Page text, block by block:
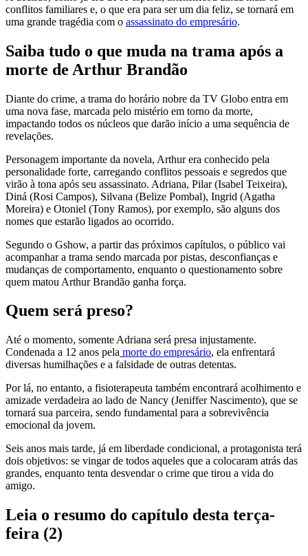
conflitos familiares e, o que era para ser um dia feliz, se tornará em
uma grande tragédia com o assassinato do empresário.
Saiba tudo o que muda na trama após a
morte de Arthur Brandão
Diante do crime, a trama do horário nobre da TV Globo entra em
uma nova fase, marcada pelo mistério em torno da morte,
impactando todos os núcleos que darão início a uma sequência de
revelações.
Personagem importante da novela, Arthur era conhecido pela
personalidade forte, carregando conflitos pessoais e segredos que
virão à tona após seu assassinato. Adriana, Pilar (Isabel Teixeira),
Diná (Rosi Campos), Silvana (Belize Pombal), Ingrid (Agatha
Moreira) e Otoniel (Tony Ramos), por exemplo, são alguns dos
nomes que estarão ligados ao ocorrido.
Segundo o Gshow, a partir das próximos capítulos, o público vai
acompanhar a trama sendo marcada por pistas, desconfianças e
mudanças de comportamento, enquanto o questionamento sobre
quem matou Arthur Brandão ganha força.
Quem será preso?
Até o momento, somente Adriana será presa injustamente.
Condenada a 12 anos pela morte do empresário, ela enfrentará
diversas humilhações e a falsidade de outras detentas.
Por lá, no entanto, a fisioterapeuta também encontrará acolhimento e
amizade verdadeira ao lado de Nancy (Jeniffer Nascimento), que se
tornará sua parceira, sendo fundamental para a sobrevivência
emocional da jovem.
Seis anos mais tarde, já em liberdade condicional, a protagonista terá
dois objetivos: se vingar de todos aqueles que a colocaram atrás das
grandes, enquanto tenta desvendar o crime que tirou a vida do
amigo.
Leia o resumo do capítulo desta terça-
feira (2)